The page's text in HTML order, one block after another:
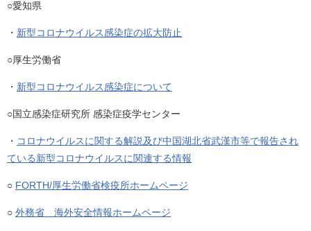
○愛知県
・ 新型コロナウイルス感染症の拡大防止
○厚生労働省
・ 新型コロナウイルス感染症について
○国立感染症研究所 感染症疫学センター
・ コロナウイルスに関する解説及び中国湖北省武漢市等で報告され
ている新型コロナウイルスに関連する情報
○ FORTH/厚生労働省検疫所ホームページ
○ 外務省 海外安全情報ホームページ